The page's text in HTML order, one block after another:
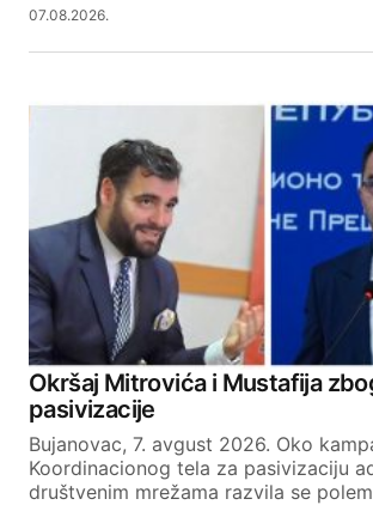
07.08.2026.
Okršaj Mitrovića i Mustafija
pasivizacije
Bujanovac, 7. avgust 2026. Oko
Koordinacionog tela za pasivizaciju
društvenim mrežama razvila se